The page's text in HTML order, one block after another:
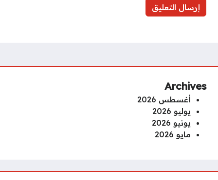
Archives
أغسطس 2026
يوليو 2026
يونيو 2026
مايو 2026